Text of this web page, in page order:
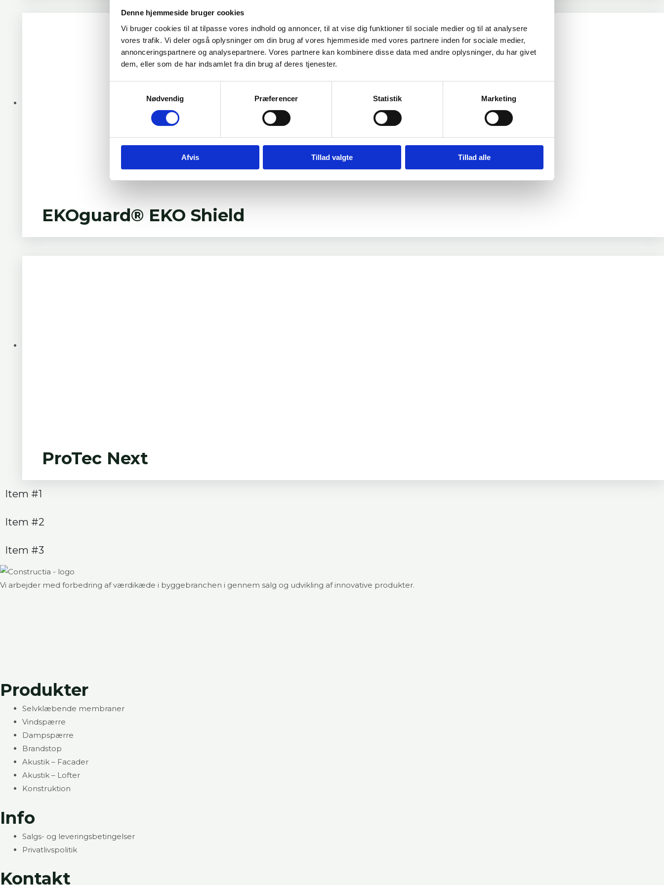
Denne hjemmeside bruger cookies
Vi bruger cookies til at tilpasse vores indhold og annoncer, til at vise dig funktioner til sociale medier og til at analysere
vores trafik. Vi deler også oplysninger om din brug af vores hjemmeside med vores partnere inden for sociale medier,
annonceringspartnere og analysepartnere. Vores partnere kan kombinere disse data med andre oplysninger, du har givet
dem, eller som de har indsamlet fra din brug af deres tjenester.
Nødvendig
Præferencer Statistik Marketing
Afvis Tillad valgte Tillad alle
EKOguard® EKO Shield
ProTec Next
Item #1
Item #2
Item #3
Vi arbejder med forbedring af værdikæde i byggebranchen i gennem salg og udvikling af innovative produkter.
Produkter
Selvklæbende membraner
Vindspærre
Dampspærre
Brandstop
Akustik – Facader
Akustik – Lofter
Konstruktion
Info
Salgs- og leveringsbetingelser
Privatlivspolitik
Kontakt